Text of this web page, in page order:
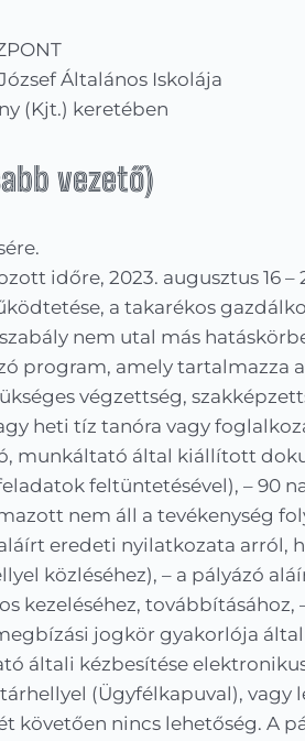
Általános Iskolája
(Kjt.) keretében
vezető)
időre, 2023. augusztus 16 –
a takarékos
nem utal más
program, amely tartalmazza
végzettség,
heti tíz tanóra vagy
munkáltató által kiállított
feltüntetésével), – 90
nem áll a tevékenység
eredeti nyilatkozata arról,
közléséhez), – a pályázó
kezeléséhez, továbbításához,
jogkör gyakorlója
általi kézbesítése
(Ügyfélkapuval), vagy
követően nincs lehetőség. A